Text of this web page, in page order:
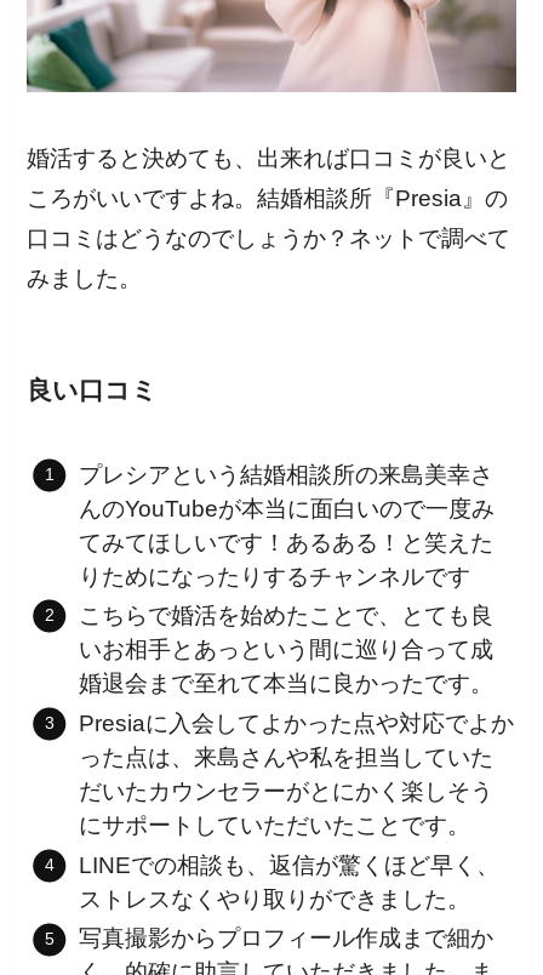
婚活すると決めても、出来れば口コミが良いと
ころがいいですよね。結婚相談所『Presia』の
口コミはどうなのでしょうか？ネットで調べて
みました。
良い口コミ
プレシアという結婚相談所の来島美幸さ
んのYouTubeが本当に面白いので一度み
てみてほしいです！あるある！と笑えた
りためになったりするチャンネルです
こちらで婚活を始めたことで、とても良
いお相手とあっという間に巡り合って成
婚退会まで至れて本当に良かったです。
Presiaに入会してよかった点や対応でよか
った点は、来島さんや私を担当していた
だいたカウンセラーがとにかく楽しそう
にサポートしていただいたことです。
LINEでの相談も、返信が驚くほど早く、
ストレスなくやり取りができました。
写真撮影からプロフィール作成まで細か